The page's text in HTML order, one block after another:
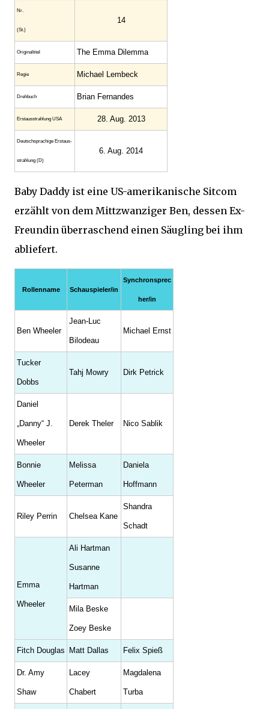
Nr.
(St.)
14
Original­titel The Emma Dilemma
Regie Michael Lembeck
Drehbuch Brian Fernandes
Erstaus­strahlung USA 28. Aug. 2013
Deutsch­sprachige Erstaus­
strahlung (D)
6. Aug. 2014
Baby Daddy ist eine US-amerikanische Sitcom
erzählt von dem Mittzwanziger Ben, dessen Ex-
Freundin überraschend einen Säugling bei ihm
abliefert.
Rollenname Schauspieler/in
Synchronsprec
her/in
Ben Wheeler
Jean-Luc
Bilodeau
Michael Ernst
Tucker
Dobbs
Tahj Mowry Dirk Petrick
Daniel
„Danny“ J.
Wheeler
Derek Theler Nico Sablik
Bonnie
Wheeler
Melissa
Peterman
Daniela
Hoffmann
Riley Perrin Chelsea Kane
Shandra
Schadt
Emma
Wheeler
Ali Hartman
Susanne
Hartman
Mila Beske
Zoey Beske
Fitch Douglas Matt Dallas Felix Spieß
Dr. Amy
Shaw
Lacey
Chabert
Magdalena
Turba